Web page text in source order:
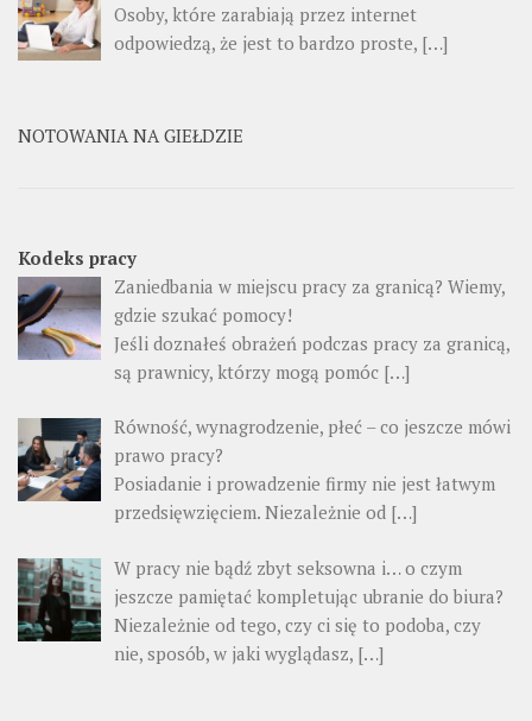
Osoby, które zarabiają przez internet
odpowiedzą, że jest to bardzo proste, […]
NOTOWANIA NA GIEŁDZIE
Kodeks pracy
Zaniedbania w miejscu pracy za granicą? Wiemy,
gdzie szukać pomocy!
Jeśli doznałeś obrażeń podczas pracy za granicą,
są prawnicy, którzy mogą pomóc […]
Równość, wynagrodzenie, płeć – co jeszcze mówi
prawo pracy?
Posiadanie i prowadzenie firmy nie jest łatwym
przedsięwzięciem. Niezależnie od […]
W pracy nie bądź zbyt seksowna i… o czym
jeszcze pamiętać kompletując ubranie do biura?
Niezależnie od tego, czy ci się to podoba, czy
nie, sposób, w jaki wyglądasz, […]